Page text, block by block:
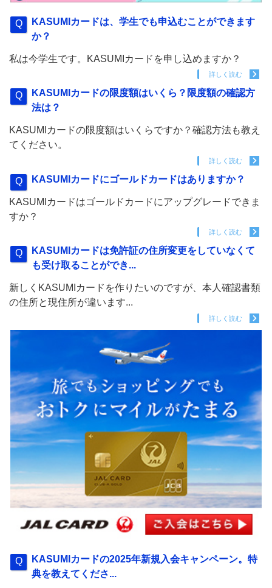
KASUMIカードは、学生でも申込むことができます
か？
私は今学生です。KASUMIカードを申し込めますか？
詳しく読む
KASUMIカードの限度額はいくら？限度額の確認方
法は？
KASUMIカードの限度額はいくらですか？確認方法も教え
てください。
詳しく読む
KASUMIカードにゴールドカードはありますか？
KASUMIカードはゴールドカードにアップグレードできま
すか？
詳しく読む
KASUMIカードは免許証の住所変更をしていなくて
も受け取ることができ...
新しくKASUMIカードを作りたいのですが、本人確認書類
の住所と現住所が違います...
詳しく読む
KASUMIカードの2025年新規入会キャンペーン。特
典を教えてくださ...